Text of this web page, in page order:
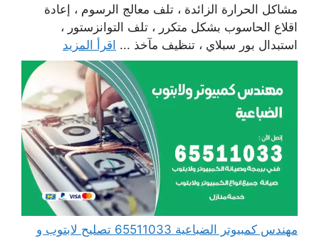
مشاكل الحرارة الزائدة ، تلف معالج الرسوم ، إعادة
اقلاع الحاسوب بشكل متكرر ، تلف التوانزستور ،
استبدال بور سبلاي ، تنظيف مآخذ ... اقرأ المزيد
مهندس كمبيوتر الضباعية 65511033 تصليح لابتوب و